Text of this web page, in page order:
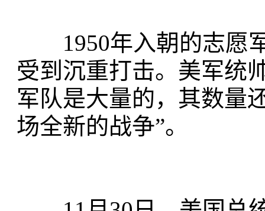
1950年入朝的志愿军
受到沉重打击。美军统
军队是大量的，其数量
场全新的战争”。